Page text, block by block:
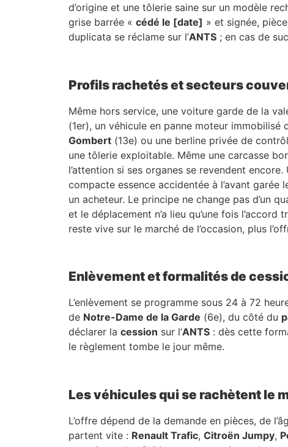
d’origine et une tôlerie saine sur un modèle
grise barrée « cédé le [date] » et signée,
duplicata se réclame sur l’ANTS ; en cas de
Profils rachetés et secteurs
Même hors service, une voiture garde de la
(1er), un véhicule en panne moteur immobilisé
Gombert (13e) ou une berline privée de
une tôlerie exploitable. Même une carcasse
l’attention si ses organes se revendent
compacte essence accidentée à l’avant garée
un acheteur. Le principe ne change pas d’un
et le déplacement n’a lieu qu’une fois
reste vive sur le marché de l’occasion, plus
Enlèvement et formalités de
L’enlèvement se programme sous 24 à 72
de Notre-Dame de la Garde (6e), du côté du
déclarer la cession sur l’ANTS : dès cette
le règlement tombe le jour même.
Les véhicules qui se rachètent le
L’offre dépend de la demande en pièces, de
partent vite : Renault Trafic, Citroën Jumpy,